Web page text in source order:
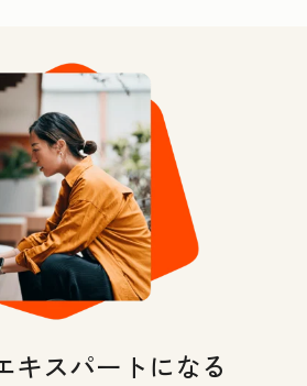
キスパートになる